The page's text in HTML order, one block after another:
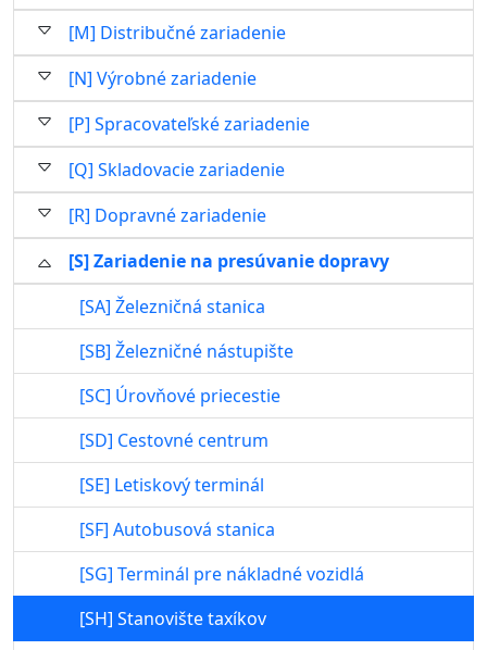
[M] Distribučné zariadenie
[N] Výrobné zariadenie
[P] Spracovateľské zariadenie
[Q] Skladovacie zariadenie
[R] Dopravné zariadenie
[S] Zariadenie na presúvanie dopravy
[SA] Železničná stanica
[SB] Železničné nástupište
[SC] Úrovňové priecestie
[SD] Cestovné centrum
[SE] Letiskový terminál
[SF] Autobusová stanica
[SG] Terminál pre nákladné vozidlá
[SH] Stanovište taxíkov